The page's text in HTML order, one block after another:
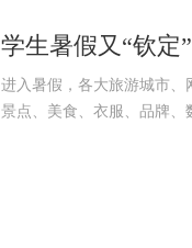
学生暑假又“钦定
新智无线蓝牙耳
进入暑假，各大旅游城市
景点、美食、衣服、品牌